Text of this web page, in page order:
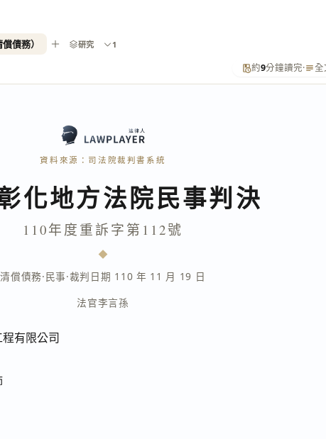
約9分鐘讀完· 全
資料來源：司法院裁判書系統
化地方法院民事判決
110年度重訴字第112號
清償債務·民事·裁判日期 110 年 11 月 19 日
法官李言孫
有限公司
債務） 研究 1